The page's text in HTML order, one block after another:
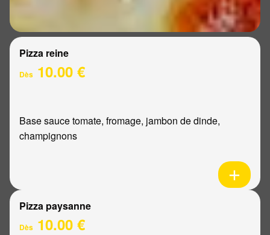
Pizza reine
Dès 10.00 €
Base sauce tomate, fromage, jambon de dinde,
champignons
Pizza paysanne
Dès 10.00 €